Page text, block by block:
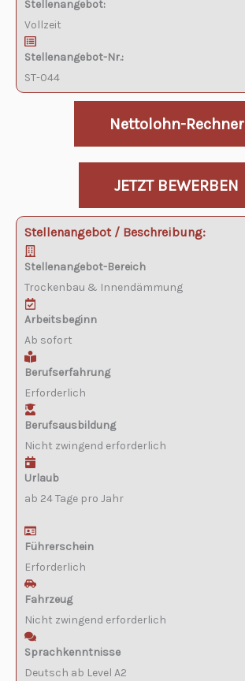
Stellenangebot:
Vollzeit
Stellenangebot-Nr.:
ST-044
Nettolohn-Rechner
JETZT BEWERBEN
Stellenangebot / Beschreibung:
Stellenangebot-Bereich
Trockenbau & Innendämmung
Arbeitsbeginn
Ab sofort
Berufserfahrung
Erforderlich
Berufsausbildung
Nicht zwingend erforderlich
Urlaub
ab 24 Tage pro Jahr
Führerschein
Erforderlich
Fahrzeug
Nicht zwingend erforderlich
Sprachkenntnisse
Deutsch ab Level A2